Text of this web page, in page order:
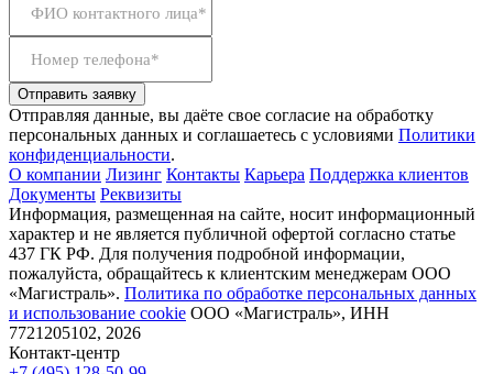
ФИО контактного лица*
Номер телефона*
Отправить заявку
Отправляя данные, вы даёте свое согласие на обработку
персональных данных и соглашаетесь с условиями Политики
конфиденциальности.
О компании Лизинг Контакты Карьера Поддержка клиентов
Документы Реквизиты
Информация, размещенная на сайте, носит информационный
характер и не является публичной офертой согласно статье
437 ГК РФ. Для получения подробной информации,
пожалуйста, обращайтесь к клиентским менеджерам ООО
«Магистраль». Политика по обработке персональных данных
и использование сookie ООО «Магистраль», ИНН
7721205102, 2026
Контакт-центр